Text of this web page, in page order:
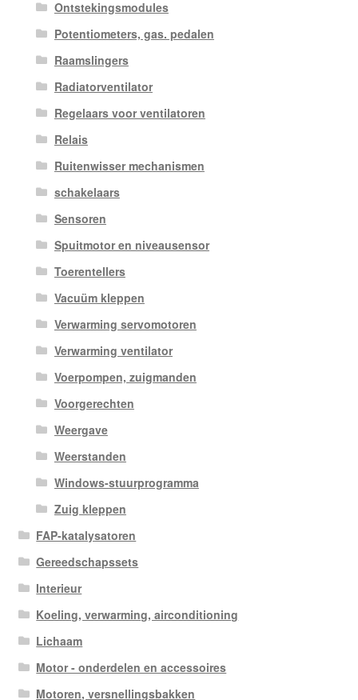
Ontstekingsmodules
Potentiometers, gas. pedalen
Raamslingers
Radiatorventilator
Regelaars voor ventilatoren
Relais
Ruitenwisser mechanismen
schakelaars
Sensoren
Spuitmotor en niveausensor
Toerentellers
Vacuüm kleppen
Verwarming servomotoren
Verwarming ventilator
Voerpompen, zuigmanden
Voorgerechten
Weergave
Weerstanden
Windows-stuurprogramma
Zuig kleppen
FAP-katalysatoren
Gereedschapssets
Interieur
Koeling, verwarming, airconditioning
Lichaam
Motor - onderdelen en accessoires
Motoren, versnellingsbakken